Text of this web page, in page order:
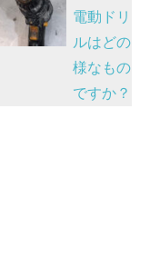
電動ドリ
ルはどの
様なもの
ですか？